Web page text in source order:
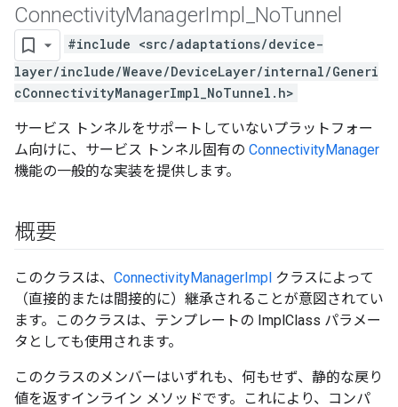
ConnectivityManagerImpl NoTunnel
#include <src/adaptations/device-
layer/include/Weave/DeviceLayer/internal/Generi
cConnectivityManagerImpl_NoTunnel.h>
サービス トンネルをサポートしていないプラットフォー
ム向けに、サービス トンネル固有の ConnectivityManager
機能の一般的な実装を提供します。
概要
このクラスは、 ConnectivityManagerImpl クラスによって
（直接的または間接的に）継承されることが意図されてい
ます。このクラスは、テンプレートの ImplClass パラメー
タとしても使用されます。
このクラスのメンバーはいずれも、何もせず、静的な戻り
値を返すインライン メソッドです。これにより、コンパ